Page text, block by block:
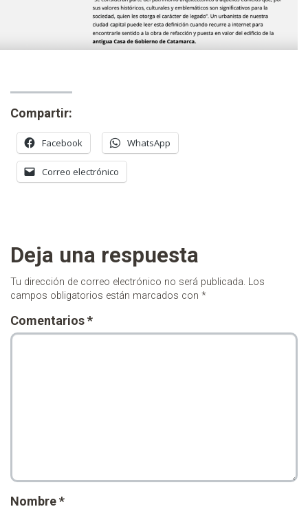
Compartir:
Facebook WhatsApp
Correo electrónico
Deja una respuesta
Tu dirección de correo electrónico no será publicada. Los
campos obligatorios están marcados con *
Comentarios*
Nombre*